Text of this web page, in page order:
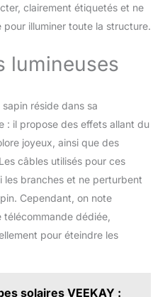
qui peuvent aider
branches à s'étaler
du temps et du
Et il est équipé d'une
d'aligner les trous. En
le colis comprend 2
de gants pour protéger
mains lors de
et forme de
mince :】Le sapin de
avec guirlande argentée
est applicable pour
commercial, et plus
clairement étiquetés et ne
pour illuminer toute la structure.
lumineuses
sapin réside dans sa
: il propose des effets allant du
joyeux, ainsi que des
câbles utilisés pour ces
les branches et ne perturbent
Cependant, on note
télécommande dédiée,
pour éteindre les
solaires VEEKAY :